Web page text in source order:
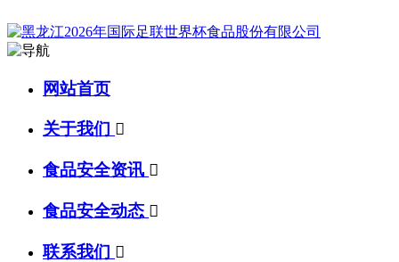
网站首页
关于我们 
食品安全资讯 
食品安全动态 
联系我们 